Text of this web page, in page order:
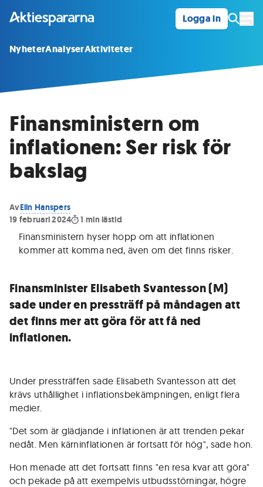
Logga in
NyheterAnalyserAktiviteter
Finansministern om
inflationen: Ser risk för
bakslag
AvElin Hanspers
19 februari 2024
1 min lästid
Finansministern hyser hopp om att inflationen
kommer att komma ned, även om det finns risker.
Finansminister Elisabeth Svantesson (M)
sade under en pressträff på måndagen att
det finns mer att göra för att få ned
inflationen.
Under pressträffen sade Elisabeth Svantesson att det
krävs uthållighet i inflationsbekämpningen, enligt flera
medier.
"Det som är glädjande i inflationen är att trenden pekar
nedåt. Men kärninflationen är fortsatt för hög", sade hon.
Hon menade att det fortsatt finns "en resa kvar att göra"
och pekade på att exempelvis utbudsstörningar, högre